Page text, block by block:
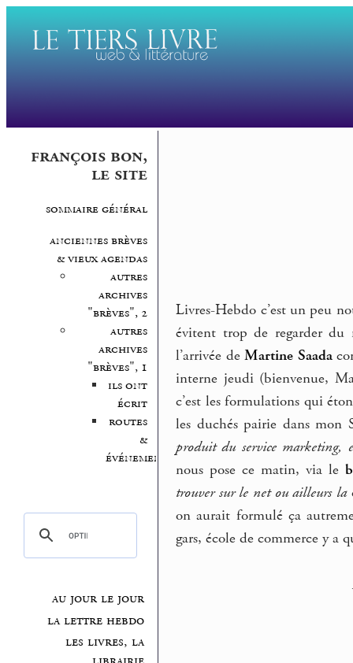
françois bon,
le site
sommaire général
anciennes brèves
& vieux agendas
autres
archives
"brèves", 2
autres
archives
"brèves", 1
ils ont
écrit
routes
&
événements
au jour le jour
la lettre hebdo
les livres, la
Livres-Hebdo c’est un peu
évitent trop de regarder
l’arrivée deMartine Saada
interne jeudi (bienvenue,
c’est les formulations qui
les duchés pairie dans
produit du service marketing,
nous pose ce matin, via le
trouver sur le net ou ailleurs la
on aurait formulé ça
gars, école de commerce y a